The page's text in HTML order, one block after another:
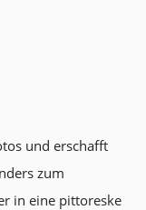
und erschafft
zum
in eine pittoreske